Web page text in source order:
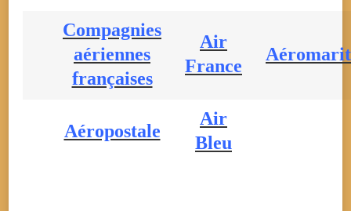
Compagnies
aériennes
françaises
Air
France
Aéropostale
Air
Bleu